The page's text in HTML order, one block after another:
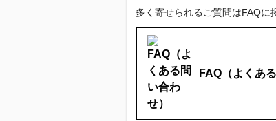
多く寄せられるご質問はFAQに
FAQ（よくあ